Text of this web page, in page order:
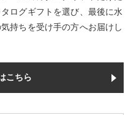
ログギフトを選び、最後に水
持ちを受け手の方へお届けし
こちら